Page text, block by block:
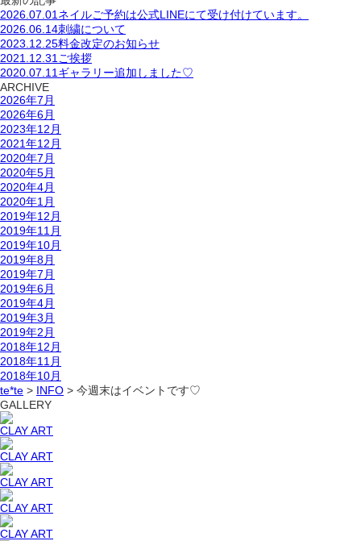
2026.07.01 ネイルご予約は公式LINEにて受け付けています。
2026.06.14刺繍について
2023.12.25料金改定のお知らせ
2021.12.31 ご挨拶
2020.07.11 ギャラリー追加しました♡
ARCHIVE
2026年7月
2026年6月
2023年12月
2021年12月
2020年7月
2020年5月
2020年4月
2020年1月
2019年12月
2019年11月
2019年10月
2019年8月
2019年7月
2019年6月
2019年4月
2019年3月
2019年2月
2018年12月
2018年11月
2018年10月
te*te > INFO > 今週末はイベントです♡
GALLERY
CLAY ART
CLAY ART
CLAY ART
CLAY ART
CLAY ART